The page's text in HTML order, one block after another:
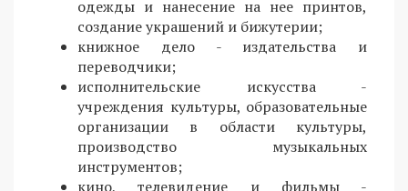
одежды и нанесение на нее принтов,
создание украшений и бижутерии;
книжное дело - издательства и
переводчики;
исполнительские искусства -
учреждения культуры, образовательные
организации в области культуры,
производство музыкальных
инструментов;
кино, телевидение и фильмы -